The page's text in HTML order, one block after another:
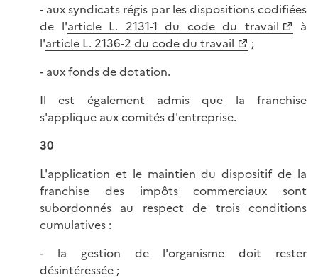
- aux syndicats régis par les dispositions codifiées
de l'article L. 2131-1 du code du travail
à
l'article L. 2136-2 du code du travail
;
- aux fonds de dotation.
Il est également admis que la franchise
s'applique aux comités d'entreprise.
30
L'application et le maintien du dispositif de la
franchise des impôts commerciaux sont
subordonnés au respect de trois conditions
cumulatives :
- la gestion de l'organisme doit rester
désintéressée ;